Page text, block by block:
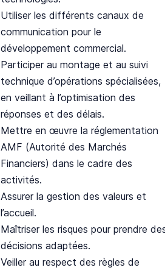
Utiliser les différents canaux de
communication pour le
développement commercial.
Participer au montage et au suivi
technique d’opérations spécialisées,
en veillant à l’optimisation des
réponses et des délais.
Mettre en œuvre la réglementation
AMF (Autorité des Marchés
Financiers) dans le cadre des
activités.
Assurer la gestion des valeurs et
l’accueil.
Maîtriser les risques pour prendre
décisions adaptées.
Veiller au respect des règles de